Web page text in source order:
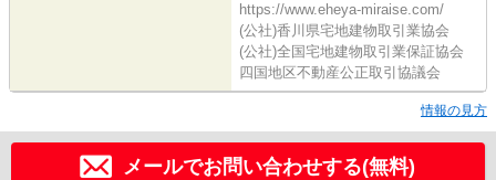
https://www.eheya-miraise.com/
(公社)香川県宅地建物取引業協会
(公社)全国宅地建物取引業保証協会
四国地区不動産公正取引協議会
情報の見方
メールでお問い合わせする(無料)